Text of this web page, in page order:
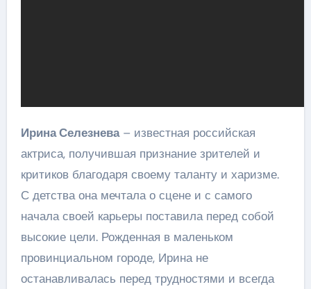
Ирина Селезнева– известная российская
актриса, получившая признание зрителей и
критиков благодаря своему таланту и харизме.
С детства она мечтала о сцене и с самого
начала своей карьеры поставила перед собой
высокие цели. Рожденная в маленьком
провинциальном городе, Ирина не
останавливалась перед трудностями и всегда